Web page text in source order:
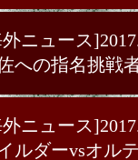
[ニュース
日本にも衝
危機